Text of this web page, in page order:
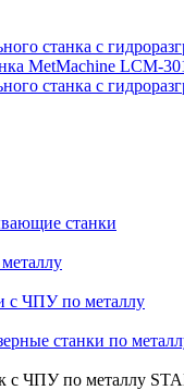
станка c
MetMachine
станка c
станки
с ЧПУ по металлу
станки по
с ЧПУ по металлу